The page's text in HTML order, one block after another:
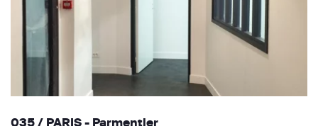
035 / PARIS - Parmentier